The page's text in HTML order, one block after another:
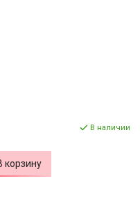
В наличии
корзину